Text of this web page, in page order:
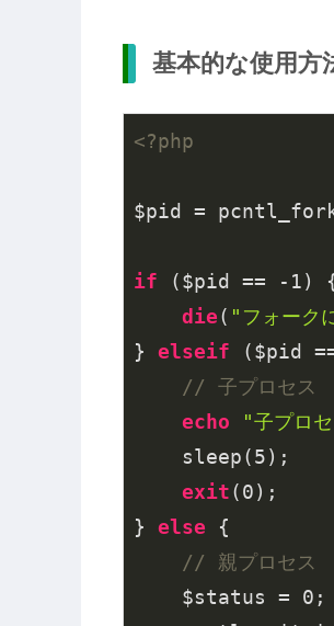
基本的な使用方
<?php
$pid =
if ($pid == -1)
die( "フォーク
} elseif ($pid
// 子プロセス
echo
"子プロ
    sleep(
5);
exit(0);
} else {
// 親プロセス
    $status =
0 ;